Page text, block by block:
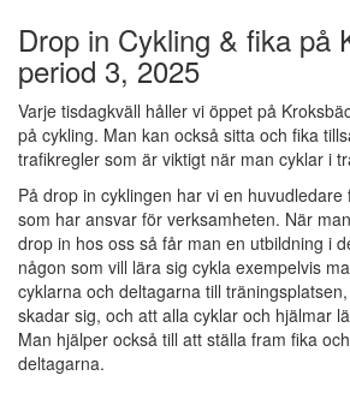
Drop in Cykling & fika på
period 3, 2025
Varje tisdagkväll håller vi öppet på
på cykling. Man kan också sitta och fika
trafikregler som är viktigt när man cyklar i
På drop in cyklingen har vi en
som har ansvar för verksamheten. När
drop in hos oss så får man en utbildning i
någon som vill lära sig cykla exempelvis
cyklarna och deltagarna till
skadar sig, och att alla cyklar och hjälmar
Man hjälper också till att ställa fram fika
deltagarna.